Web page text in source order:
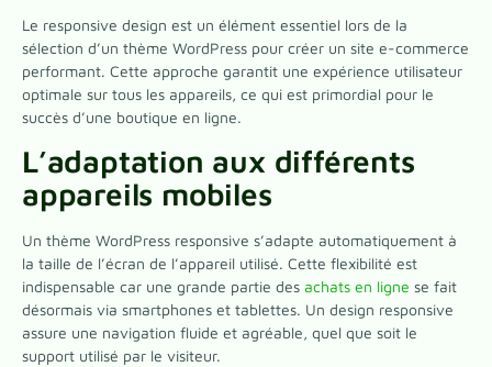
Le responsive design est un élément essentiel lors de la
sélection d’un thème WordPress pour créer un site e-commerce
performant. Cette approche garantit une expérience utilisateur
optimale sur tous les appareils, ce qui est primordial pour le
succès d’une boutique en ligne.
L’adaptation aux différents
appareils mobiles
Un thème WordPress responsive s’adapte automatiquement à
la taille de l’écran de l’appareil utilisé. Cette flexibilité est
indispensable car une grande partie des achats en ligne se fait
désormais via smartphones et tablettes. Un design responsive
assure une navigation fluide et agréable, quel que soit le
support utilisé par le visiteur.